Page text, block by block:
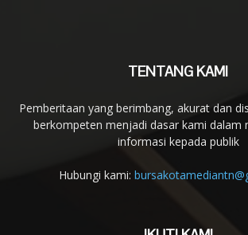
TENTANG KAMI
Pemberitaan yang berimbang, akurat dan
berkompeten menjadi dasar kami dalam
informasi kepada publik
Hubungi kami: